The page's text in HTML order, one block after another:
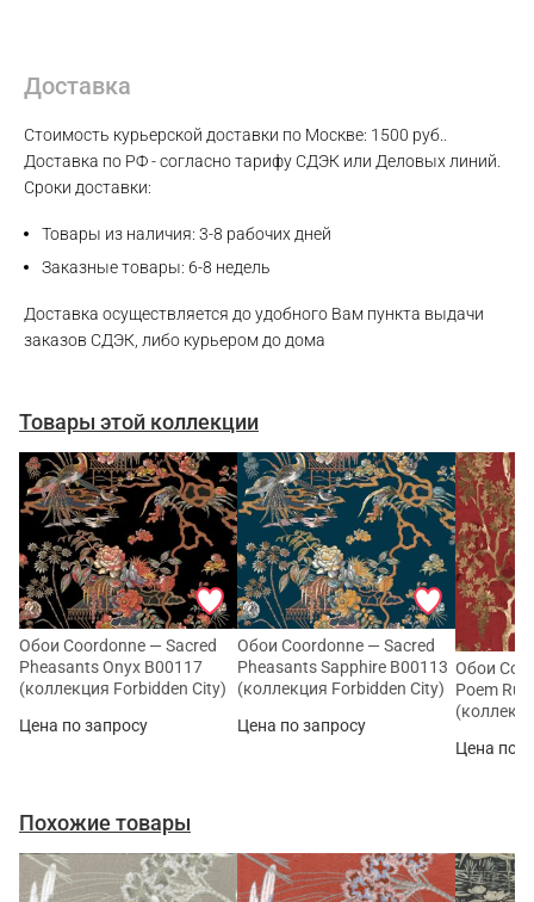
Доставка
Стоимость курьерской доставки по Москве: 1500 руб..
Доставка по РФ - согласно тарифу СДЭК или Деловых линий.
Сроки доставки:
Товары из наличия: 3-8 рабочих дней
Заказные товары: 6-8 недель
Доставка осуществляется до удобного Вам пункта выдачи
заказов СДЭК, либо курьером до дома
Товары этой коллекции
Обои Coordonne — Sacred
Pheasants Onyx B00117
(коллекция Forbidden City)
Цена по запросу
Обои Coordonne — Sacred
Pheasants Sapphire B00113
(коллекция Forbidden City)
Цена по запросу
Обои
Poem
Цена по
Похожие товары
WhatsApp